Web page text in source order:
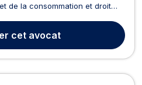
de la consommation et droit
vous assiste pour tous
cet avocat